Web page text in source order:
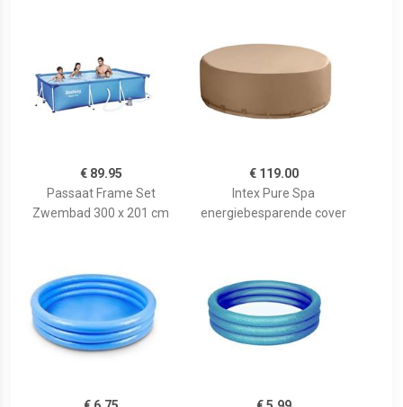
€ 89.95
Passaat Frame Set
Zwembad 300 x 201 cm
€ 119.00
Intex Pure Spa
energiebesparende cover